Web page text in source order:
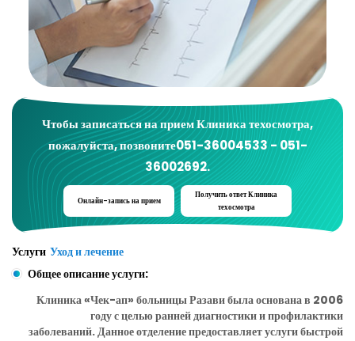
Чтобы записаться на приемКлиника техосмотра,
пожалуйста, позвоните051-36004533 - 051-
36002692.
Онлайн-запись на прием
Получить ответКлиника
техосмотра
Услуги Уход и лечение
Общее описание услуги:
Клиника «Чек-ап» больницы Разави была основана в 2006
году с целью ранней диагностики и профилактики
заболеваний. Данное отделение предоставляет услуги быстрой